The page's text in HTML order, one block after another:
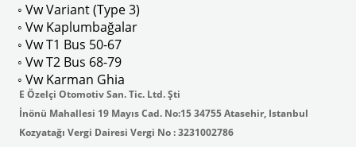
◦ Vw Variant (Type 3)
◦ Vw Kaplumbağalar
◦ Vw T1 Bus 50-67
◦ Vw T2 Bus 68-79
◦ Vw Karman Ghia
E Özelçi Otomotiv San. Tic. Ltd. Şti
İnönü Mahallesi 19 Mayıs Cad. No:15 34755 Atasehir, Istanbul
Kozyatağı Vergi Dairesi Vergi No : 3231002786